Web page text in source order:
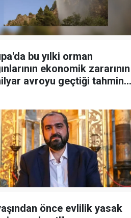
bu yılki orman
ekonomik zararının
avroyu geçtiği tahmin
önce evlilik yasak